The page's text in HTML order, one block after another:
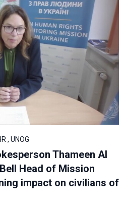
, UNOG
Thameen Al
Head of Mission
impact on civilians of